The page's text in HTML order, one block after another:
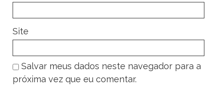
Site
Salvar meus dados neste navegador para a
próxima vez que eu comentar.